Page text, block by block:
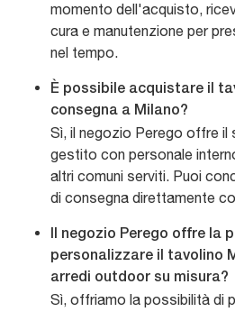
momento dell'acquisto,
cura e manutenzione per
nel tempo.
È possibile acquistare il
consegna a Milano?
Sì, il negozio Perego offre il
gestito con personale
altri comuni serviti. Puoi
di consegna direttamente
Il negozio Perego offre la
personalizzare il tavolino
arredi outdoor su misura?
Sì, offriamo la possibilità di